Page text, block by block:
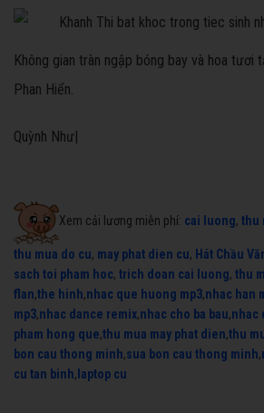
Không gian tràn ngập bóng bay và hoa tươi
Phan Hiển.
Quỳnh Như|
Xem cải lương miễn phí: cai luong, thu
thu mua do cu, may phat dien cu, Hát Chầu
sach toi pham hoc, trich doan cai luong, thu
flan,the hinh,nhac que huong mp3,nhac han
mp3,nhac dance remix,nhac cho ba bau,nhac
pham hong que,thu mua may phat dien,thu
bon cau thong minh,sua bon cau thong minh,
cu tan binh, laptop cu